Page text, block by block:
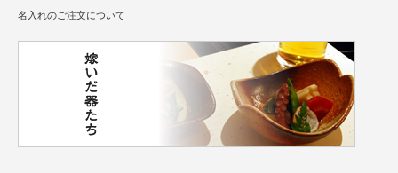
名入れのご注文について